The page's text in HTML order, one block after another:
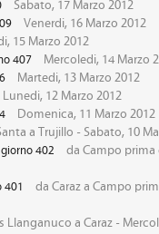
Venerdi, 16 Marzo 2012
15 Marzo 2012
407 Mercoledi, 14 Marzo
Martedi, 13 Marzo 2012
Lunedi, 12 Marzo 2012
Domenica, 11 Marzo 2012
a Trujillo - Sabato, 10
402
da Campo
401
da Caraz a Campo
Llanganuco a Caraz -